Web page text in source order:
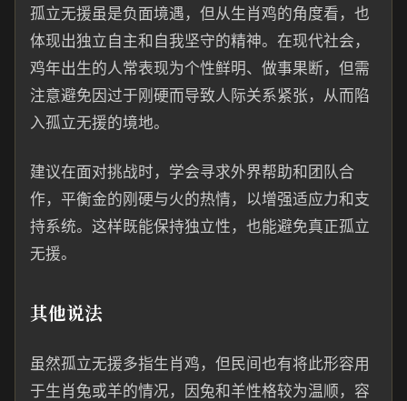
孤立无援虽是负面境遇，但从生肖鸡的角度看，也
体现出独立自主和自我坚守的精神。在现代社会，
鸡年出生的人常表现为个性鲜明、做事果断，但需
注意避免因过于刚硬而导致人际关系紧张，从而陷
入孤立无援的境地。
建议在面对挑战时，学会寻求外界帮助和团队合
作，平衡金的刚硬与火的热情，以增强适应力和支
持系统。这样既能保持独立性，也能避免真正孤立
无援。
其他说法
虽然孤立无援多指生肖鸡，但民间也有将此形容用
于生肖兔或羊的情况，因兔和羊性格较为温顺，容